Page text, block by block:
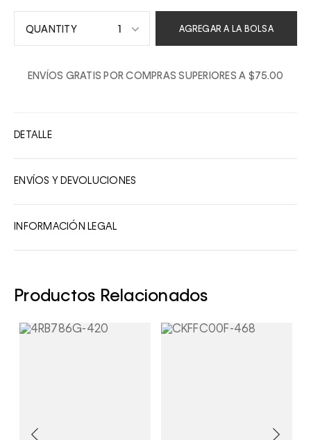
1
2
AGREGAR A LA BOLSA
ENVÍOS GRATIS POR COMPRAS SUPERIORES A $75.00
DETALLE
ENVÍOS Y DEVOLUCIONES
INFORMACIÓN LEGAL
Productos Relacionados